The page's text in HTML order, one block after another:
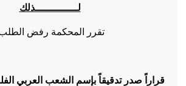
لــــــــــــــذلك
تقرر المحكمة رفض
قراراً صدر تدقيقاً بإسم الشعب العربي